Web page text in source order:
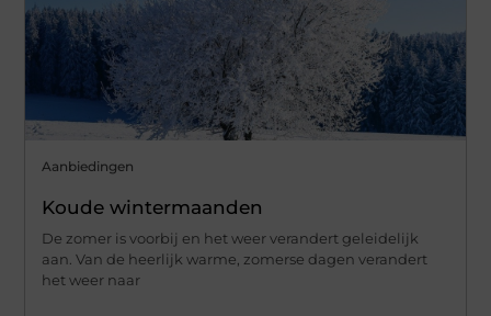
Aanbiedingen
Koude wintermaanden
De zomer is voorbij en het weer verandert geleidelijk
aan. Van de heerlijk warme, zomerse dagen verandert
het weer naar